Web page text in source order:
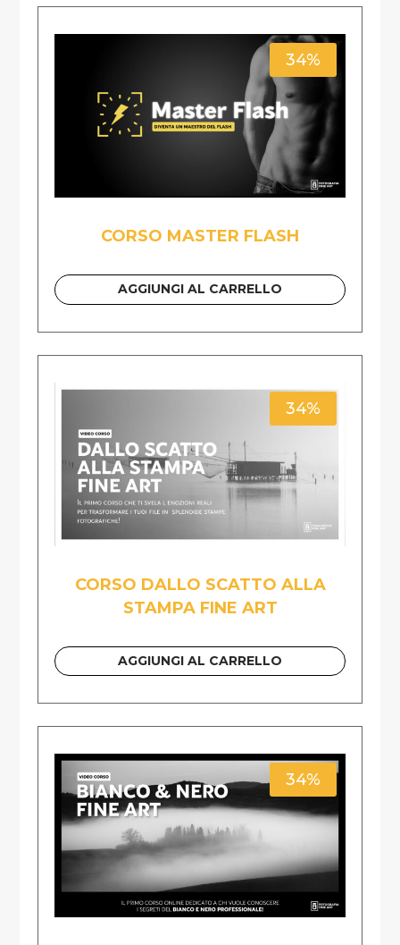
34%
CORSO MASTER FLASH
AGGIUNGI AL CARRELLO
34%
CORSO DALLO SCATTO ALLA
STAMPA FINE ART
AGGIUNGI AL CARRELLO
34%